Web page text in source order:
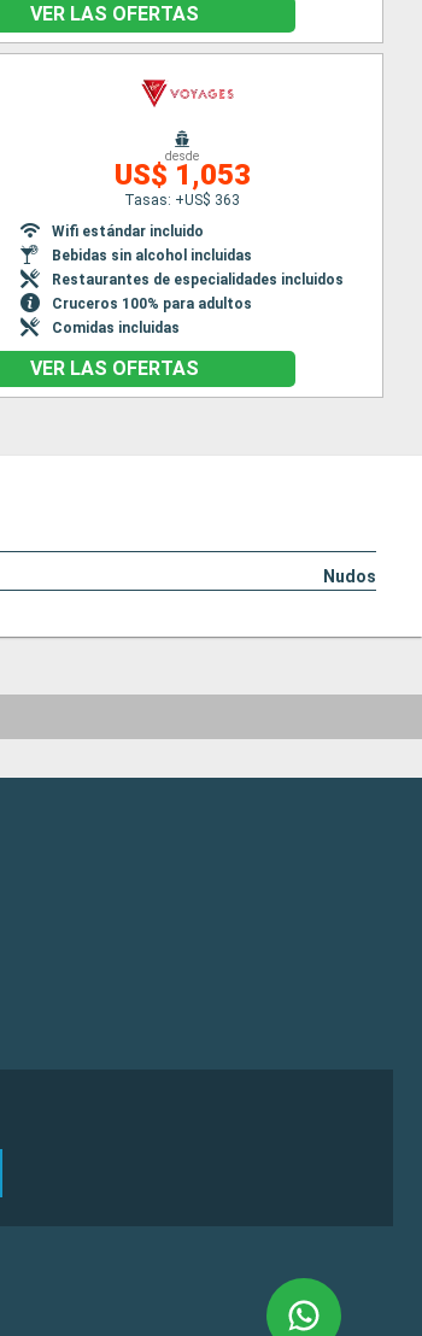
VER LAS OFERTAS
desde
US$ 1,053
Tasas: +US$ 363
Wifi estándar incluido
Bebidas sin alcohol incluidas
Restaurantes de especialidades incluidos
Cruceros 100% para adultos
Comidas incluidas
VER LAS OFERTAS
Nudos